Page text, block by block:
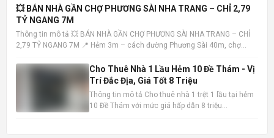
và 3 phòng tắm. Nhà có sẵn 3 máy lạnh, tiện nghi
đầy đủ, sẵn sàng dọn vào ở ngay. Vị trí nhà đắc
💥 BÁN NHÀ GẦN CHỢ PHƯƠNG SÀI NHA TRANG – CHỈ 2,79
TỶ NGANG 7M
Thông tin mô tả 💥 BÁN NHÀ GẦN CHỢ PHƯƠNG SÀI NHA TRANG – CHỈ
2,79 TỶ NGANG 7M 📍 Hẻm 3m – cách đường Phương Sài 40m, chợ
trệt 1 lầu – hướng Tây Bắc – sổ hồng hoàn công • Trệt: khách
Cho Thuê Nhà 1 Lầu Hẻm 10 Đề Thám - Vị
Trí Đắc Địa, Giá Tốt 8 Triệu
Thông tin mô tả Cho thuê nhà 1 trệt 1 lầu tại hẻm
10 Đề Thám với mức giá hấp dẫn 8 triệu